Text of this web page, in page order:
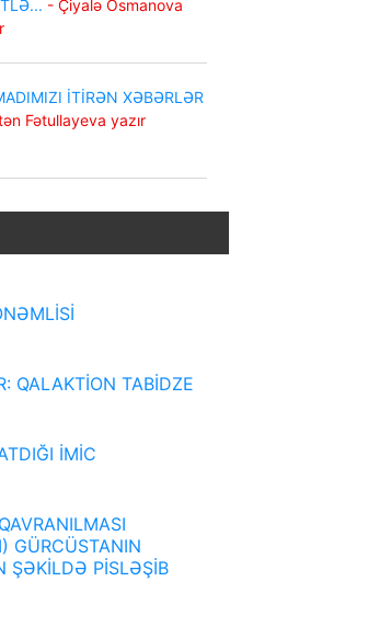
- Çiyalə Osmanova
İTİRƏN XƏBƏRLƏR
Fətullayeva yazır
QALAKTİON TABİDZE
İMİC
GÜRCÜSTANIN
ŞƏKİLDƏ PİSLƏŞİB